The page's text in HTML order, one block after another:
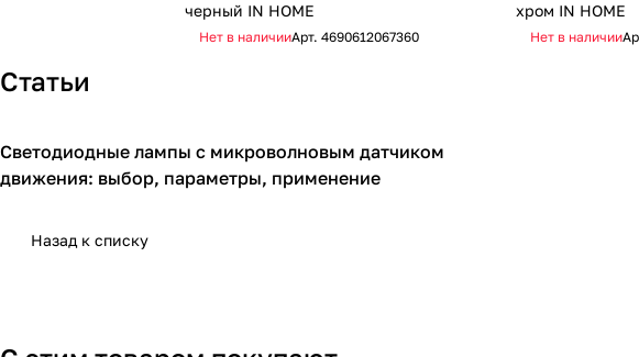
черный IN HOME
Нет в наличииАрт. 4690612067360
хром IN HOME
Нет в наличии
Статьи
Освещение для дома
Светодиодные лампы с микроволновым датчиком
движения: выбор, параметры, применение
Назад к списку